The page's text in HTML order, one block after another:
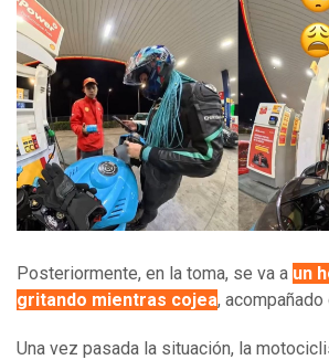
Posteriormente, en la toma, se va a un
gritando mientras cojea, acompañado
Una vez pasada la situación, la